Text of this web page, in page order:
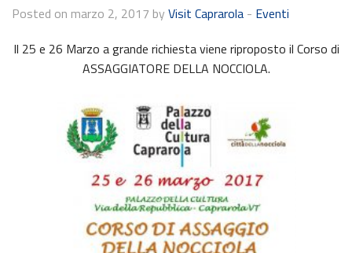
Posted on marzo 2, 2017 by Visit Caprarola - Eventi
Il 25 e 26 Marzo a grande richiesta viene riproposto il Corso di
ASSAGGIATORE DELLA NOCCIOLA.